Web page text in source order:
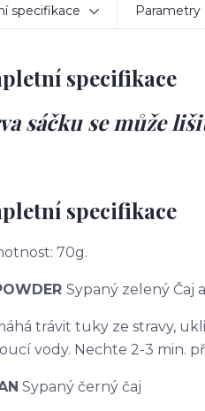
specifikace Parametry
specifikace
sáčku se může
specifikace
70g.
Sypaný zelený Čaj
trávit tuky ze stravy,
vody. Nechte 2-3 min.
Sypaný černý čaj